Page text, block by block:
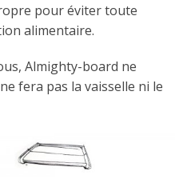
pour éviter toute
alimentaire.
Almighty-board ne
fera pas la vaisselle ni le